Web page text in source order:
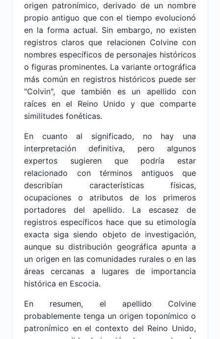
origen patronímico, derivado de un nombre
propio antiguo que con el tiempo evolucionó
en la forma actual. Sin embargo, no existen
registros claros que relacionen Colvine con
nombres específicos de personajes históricos
o figuras prominentes. La variante ortográfica
más común en registros históricos puede ser
"Colvin", que también es un apellido con
raíces en el Reino Unido y que comparte
similitudes fonéticas.
En cuanto al significado, no hay una
interpretación definitiva, pero algunos
expertos sugieren que podría estar
relacionado con términos antiguos que
describían características físicas,
ocupaciones o atributos de los primeros
portadores del apellido. La escasez de
registros específicos hace que su etimología
exacta siga siendo objeto de investigación,
aunque su distribución geográfica apunta a
un origen en las comunidades rurales o en las
áreas cercanas a lugares de importancia
histórica en Escocia.
En resumen, el apellido Colvine
probablemente tenga un origen toponímico o
patronímico en el contexto del Reino Unido,